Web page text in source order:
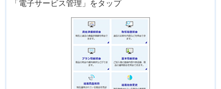
「電子サービス管理」をタップ